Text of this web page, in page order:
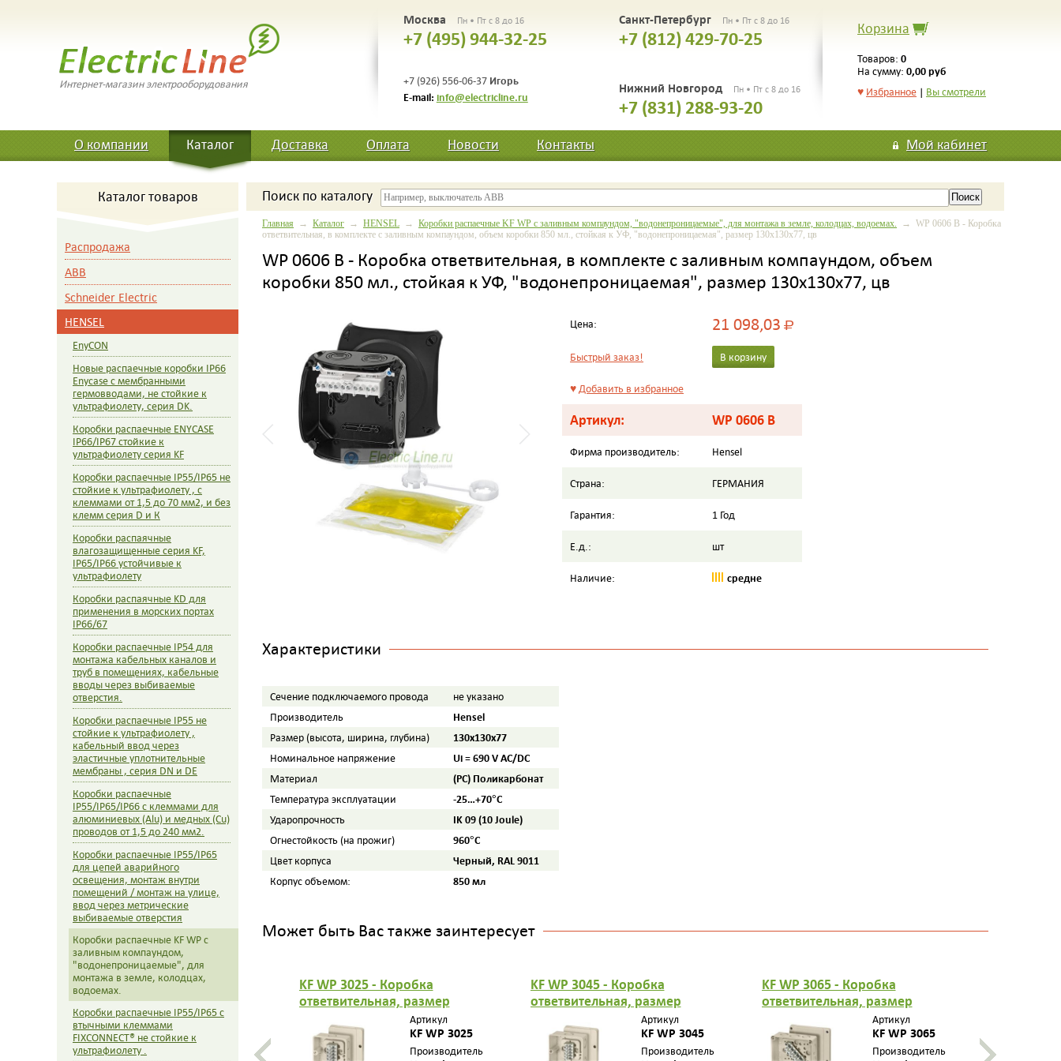
Интернет-магазин электрооборудования
Москва Пн • Пт с 8 до 16
+7 (495) 944-32-25
+7 (926) 556-06-37 Игорь
E-mail: info@electricline.ru
Санкт-Петербург Пн • Пт с 8 до 16
+7 (812) 429-70-25
Нижний Новгород Пн • Пт с 8 до 16
+7 (831) 288-93-20
Корзина
Товаров: 0
На сумму: 0,00 руб
♥ Избранное | Вы смотрели
О компании Каталог Доставка Оплата Новости Контакты Мой кабинет
Каталог товаров
Распродажа
ABB
Schneider Electric
HENSEL
EnyCON
Новые распаечные коробки IP66
Enycase с мембранными
гермовводами, не стойкие к
ультрафиолету, серия DK.
Коробки распаечные ENYCASE
IP66/IP67 стойкие к
ультрафиолету серия KF
Коробки распаечные IP55/IP65 не
стойкие к ультрафиолету , с
клеммами от 1,5 до 70 мм2, и без
клемм серия D и К
Коробки распаячные
влагозащищенные серия KF,
IP65/IP66 устойчивые к
ультрафиолету
Коробки распаячные KD для
применения в морских портах
IP66/67
Коробки распаечные IP54 для
монтажа кабельных каналов и
труб в помещениях, кабельные
вводы через выбиваемые
отверстия.
Коробки распаечные IP55 не
стойкие к ультрафиолету ,
кабельный ввод через
эластичные уплотнительные
мембраны , серия DN и DE
Коробки распаечные
IP55/IP65/IP66 с клеммами для
алюминиевых (Alu) и медных (Cu)
проводов от 1,5 до 240 мм2.
Коробки распаечные IP55/IP65
для цепей аварийного
освещения, монтаж внутри
помещений / монтаж на улице,
ввод через метрические
выбиваемые отверстия
Коробки распаечные KF WP с
заливным компаундом,
"водонепроницаемые", для
монтажа в земле, колодцах,
водоемах.
Коробки распаечные IP55/IP65 с
втычными клеммами
FIXCONNECT® не стойкие к
ультрафиолету .
Поиск по каталогу
Главная → Каталог → HENSEL → Коробки распаечные KF WP с заливным компаундом, "водонепроницаемые", для монтажа в земле, колодцах, водоемах. → WP 0606 B - Коробка
ответвительная, в комплекте с заливным компаундом, объем коробки 850 мл., стойкая к УФ, "водонепроницаемая", размер 130х130х77, цв
WP 0606 B - Коробка ответвительная, в комплекте с заливным компаундом, объем
коробки 850 мл., стойкая к УФ, "водонепроницаемая", размер 130х130х77, цв
Цена: 21 098,03Р
Быстрый заказ! В корзину
♥Добавить в избранное
Артикул: WP 0606 B
Фирма производитель: Hensel
Страна: ГЕРМАНИЯ
Гарантия: 1 Год
Е.д.: шт
Наличие: средне
Характеристики
Сечение подключаемого провода
не указано
Производитель
Hensel
Размер (высота, ширина, глубина) 130x130x77
Номинальное напряжение Ui = 690 V AC/DC
Материал (PC) Поликарбонат
Температура эксплуатации -25…+70°С
Ударопрочность IK 09 (10 Joule)
Огнестойкость (на прожиг) 960°C
Цвет корпуса Черный, RAL 9011
Корпус объемом: 850 мл
Может быть Вас также заинтересует
KF WP 3025 - Коробка
ответвительная, размер
"водонепроницаемая",
стойкая к УФ, в комплекте с
Артикул
KF WP 3025
Производитель
KF WP 3045 - Коробка
ответвительная, размер
"водонепроницаемая",
стойкая к УФ, в комплекте с
Артикул
KF WP 3045
Производитель
KF WP 3065 - Коробка
ответвительная, размер
"водонепроницаемая",
стойкая к УФ, в компл. с
Артикул
KF WP 3065
Производитель
стойкая к